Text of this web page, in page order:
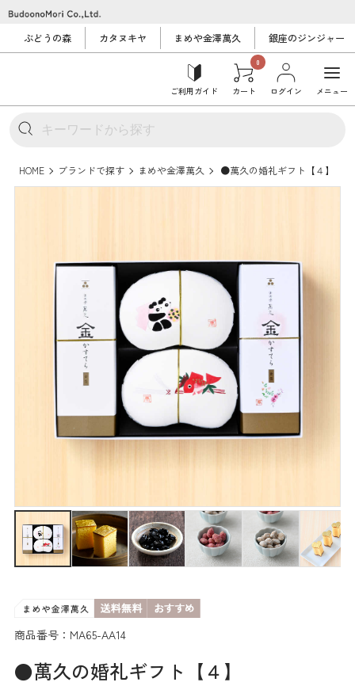
ぶどうの森 カタヌキヤ まめや金澤萬久 銀座のジンジャー
ご利用ガイド
0
カート ログイン メニュー
HOME ブランドで探す まめや金澤萬久 ●萬久の婚礼ギフト【４】
商品番号：MA65-AA14
●萬久の婚礼ギフト【４】